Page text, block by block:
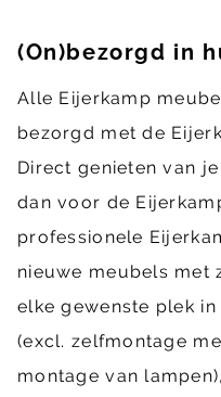
(On)bezorgd in
Alle Eijerkamp
bezorgd met de
Direct genieten van
dan voor de
professionele
nieuwe meubels met
elke gewenste plek
(excl. zelfmontage
montage van